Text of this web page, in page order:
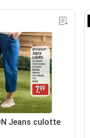
Jeans culotte